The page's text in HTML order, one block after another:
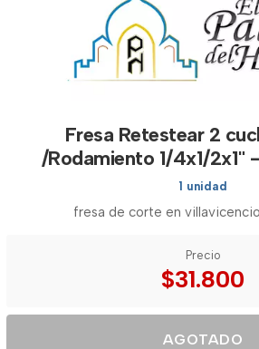
Fresa Retestear 2
/Rodamiento 1/4x1/2x1"
1 unidad
fresa de corte en
Precio
$31.800
AGOTADO